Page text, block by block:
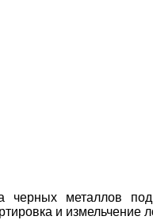
металлов
и